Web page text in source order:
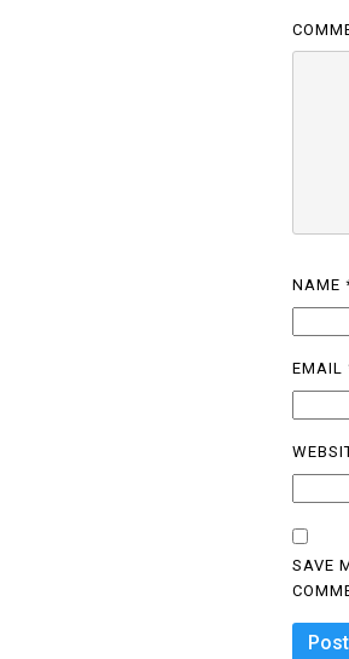
NAME
EMAIL
SAVE